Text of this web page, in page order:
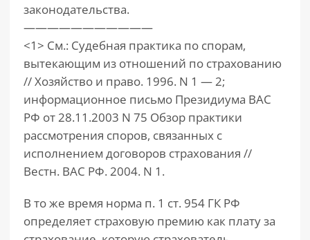
законодательства.
———————————
<1> См.: Судебная практика по спорам,
вытекающим из отношений по страхованию
// Хозяйство и право. 1996. N 1 — 2;
информационное письмо Президиума ВАС
РФ от 28.11.2003 N 75 Обзор практики
рассмотрения споров, связанных с
исполнением договоров страхования //
Вестн. ВАС РФ. 2004. N 1.
В то же время норма п. 1 ст. 954 ГК РФ
определяет страховую премию как плату за